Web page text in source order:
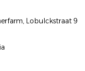
Lobulckstraat 9